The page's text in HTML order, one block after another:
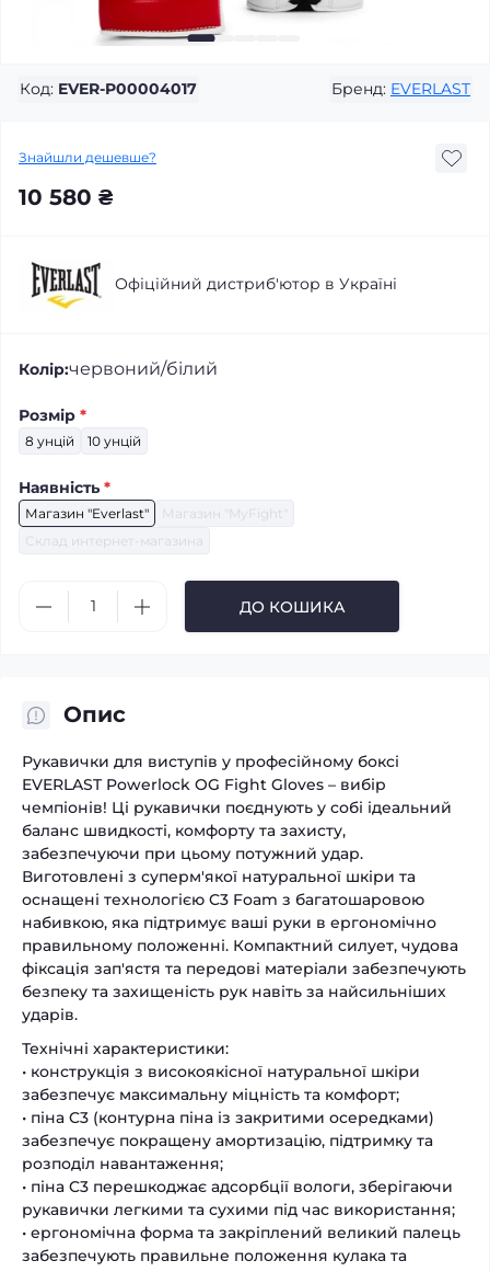
Код: EVER-P00004017 Бренд: EVERLAST
Знайшли дешевше?
10 580 ₴
Офіційний дистриб'ютор в Україні
Колір:червоний/білий
Розмір *
8 унцій 10 унцій
Наявність *
Магазин "Everlast"
Магазин "MyFight"
Склад интернет-магазина
ДО КОШИКА
Опис
Рукавички для виступів у професійному боксі
EVERLAST Powerlock OG Fight Gloves – вибір
чемпіонів! Ці рукавички поєднують у собі ідеальний
баланс швидкості, комфорту та захисту,
забезпечуючи при цьому потужний удар.
Виготовлені з суперм'якої натуральної шкіри та
оснащені технологією C3 Foam з багатошаровою
набивкою, яка підтримує ваші руки в ергономічно
правильному положенні. Компактний силует, чудова
фіксація зап'ястя та передові матеріали забезпечують
безпеку та захищеність рук навіть за найсильніших
ударів.
Технічні характеристики:
• конструкція з високоякісної натуральної шкіри
забезпечує максимальну міцність та комфорт;
• піна C3 (контурна піна із закритими осередками)
забезпечує покращену амортизацію, підтримку та
розподіл навантаження;
• піна C3 перешкоджає адсорбції вологи, зберігаючи
рукавички легкими та сухими під час використання;
• ергономічна форма та закріплений великий палець
забезпечують правильне положення кулака та